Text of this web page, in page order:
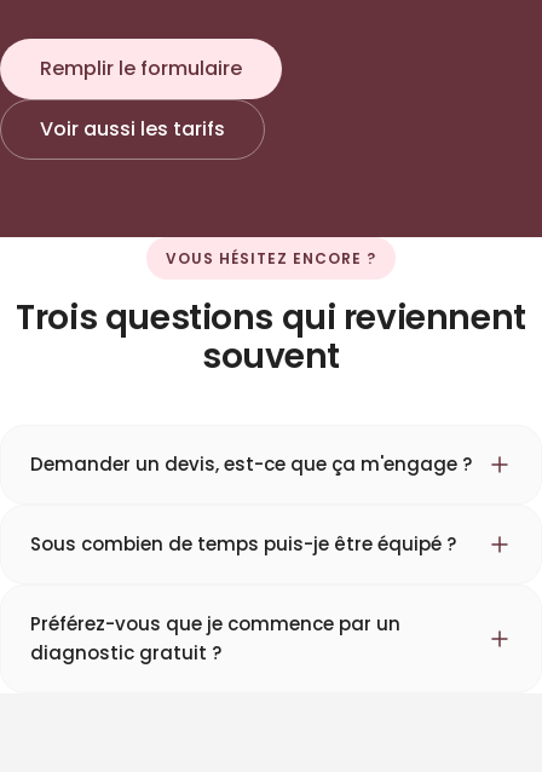
Remplir le formulaire
Voir aussi les tarifs
VOUS HÉSITEZ ENCORE ?
Trois questions qui reviennent
souvent
Demander un devis, est-ce que ça m'engage ?
Sous combien de temps puis-je être équipé ?
Préférez-vous que je commence par un
diagnostic gratuit ?